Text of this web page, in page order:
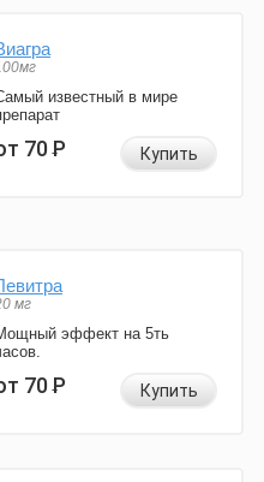
известный в мире
70Р Купить
мг
эффект на 5ть
70Р Купить